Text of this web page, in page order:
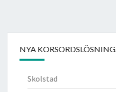
NYA
Skolstad